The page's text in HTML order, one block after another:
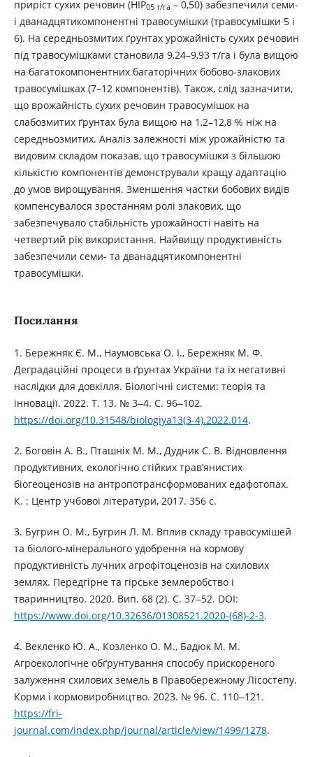
приріст сухих речовин (НІР05 т/га– 0,50) забезпечили семи-
і дванадцятикомпонентні травосумішки (травосумішки 5 і
6). На середньозмитих ґрунтах урожайність сухих речовин
під травосумішками становила 9,24–9,93 т/га і була вищою
на багатокомпонентних багаторічних бобово-злакових
травосумішках (7–12 компонентів). Також, слід зазначити,
що врожайність сухих речовин травосумішок на
слабозмитих ґрунтах була вищою на 1,2–12,8 % ніж на
середньозмитих. Аналіз залежності між урожайністю та
видовим складом показав, що травосумішки з більшою
кількістю компонентів демонстрували кращу адаптацію
до умов вирощування. Зменшення частки бобових видів
компенсувалося зростанням ролі злакових, що
забезпечувало стабільність урожайності навіть на
четвертий рік використання. Найвищу продуктивність
забезпечили семи- та дванадцятикомпонентні
травосумішки.
Посилання
1. Бережняк Є. М., Наумовська О. І., Бережняк М. Ф.
Деградаційні процеси в ґрунтах України та їх негативні
наслідки для довкілля. Біологічні системи: теорія та
інновації. 2022. Т. 13. № 3‒4. С. 96‒102.
https://doi.org/10.31548/biologiya13(3-4).2022.014.
2. Боговін А. В., Пташнік М. М., Дудник С. В. Відновлення
продуктивних, екологічно стійких трав’янистих
біогеоценозів на антропотрансформованих едафотопах.
К. : Центр учбової літератури, 2017. 356 с.
3. Бугрин О. М., Бугрин Л. М. Вплив складу травосумішей
та біолого-мінерального удобрення на кормову
продуктивність лучних агрофітоценозів на схилових
землях. Передгірне та гірське землеробство і
тваринництво. 2020. Вип. 68 (2). С. 37‒52. DOI:
https://www.doi.org/10.32636/01308521.2020-(68)-2-3.
4. Векленко Ю. А., Козленко О. М., Бадюк М. М.
Агроекологічне обґрунтування способу прискореного
залуження схилових земель в Правобережному Лісостепу.
Корми і кормовиробництво. 2023. № 96. С. 110‒121.
https://fri-
journal.com/index.php/journal/article/view/1499/1278.